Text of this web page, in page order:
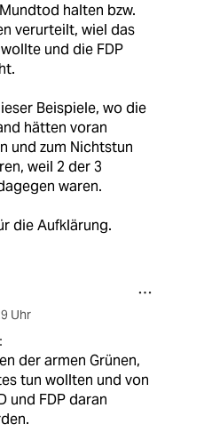
halten bzw.
verurteilt, wiel das
und die FDP
Beispiele, wo die
hätten voran
und zum Nichtstun
weil 2 der 3
waren.
die Aufklärung.
Uhr
der armen Grünen,
tun wollten und von
und FDP daran